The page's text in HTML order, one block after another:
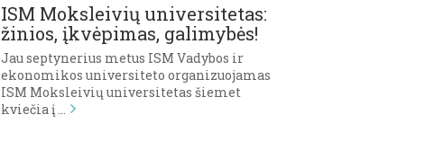
ISM Moksleivių universitetas:
žinios, įkvėpimas, galimybės!
Jau septynerius metus ISM Vadybos ir
ekonomikos universiteto organizuojamas
ISM Moksleivių universitetas šiemet
kviečia į …